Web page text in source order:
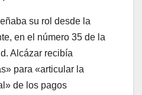
su rol desde la
en el número 35 de la
Alcázar recibía
para «articular la
de los pagos